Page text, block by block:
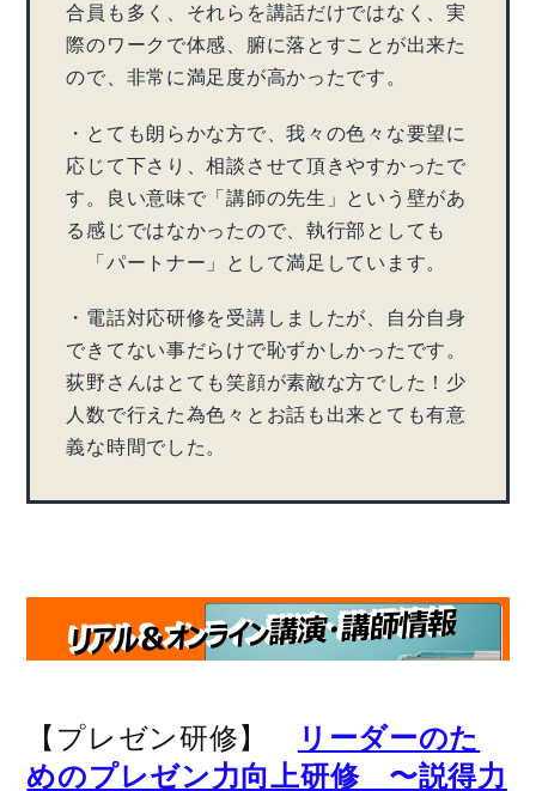
合員も多く、それらを講話だけではなく、実
際のワークで体感、腑に落とすことが出来た
ので、非常に満足度が高かったです。
・とても朗らかな方で、我々の色々な要望に
応じて下さり、相談させて頂きやすかったで
す。良い意味で「講師の先生」という壁があ
る感じではなかったので、執行部としても
「パートナー」として満足しています。
・電話対応研修を受講しましたが、自分自身
できてない事だらけで恥ずかしかったです。
荻野さんはとても笑顔が素敵な方でした！少
人数で行えた為色々とお話も出来とても有意
義な時間でした。
【プレゼン研修】
リーダーのた
めのプレゼン力向上研修 〜説得力